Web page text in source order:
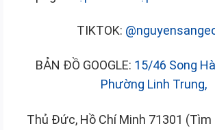
TIKTOK:
BẢN ĐỒ GOOGLE: 15/46 Song
Phường Linh Trung,
Thủ Đức, Hồ Chí Minh 71301 (Tìm